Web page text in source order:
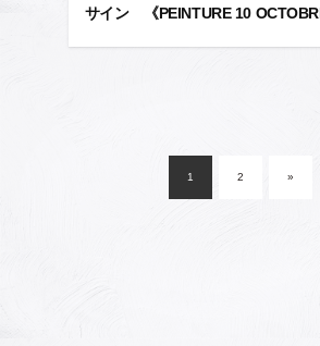
サイン 《PEINTURE 10
1 2 »